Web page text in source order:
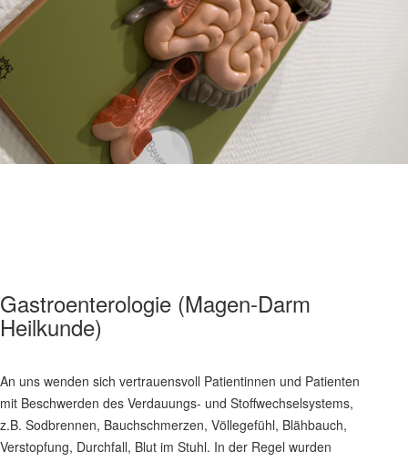
Gastroenterologie (Magen-Darm
Heilkunde)
An uns wenden sich vertrauensvoll Patientinnen und Patienten
mit Beschwerden des Verdauungs- und Stoffwechselsystems,
z.B. Sodbrennen, Bauchschmerzen, Völlegefühl, Blähbauch,
Verstopfung, Durchfall, Blut im Stuhl. In der Regel wurden